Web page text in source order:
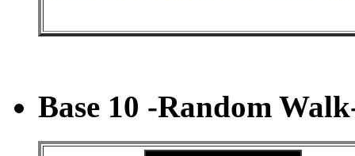
Base 10 -Random